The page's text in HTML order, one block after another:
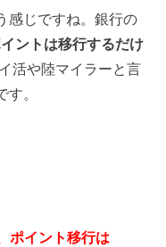
感じですね。銀行の
ントは移行するだけ
活や陸マイラーと言
。
ポイント移行は